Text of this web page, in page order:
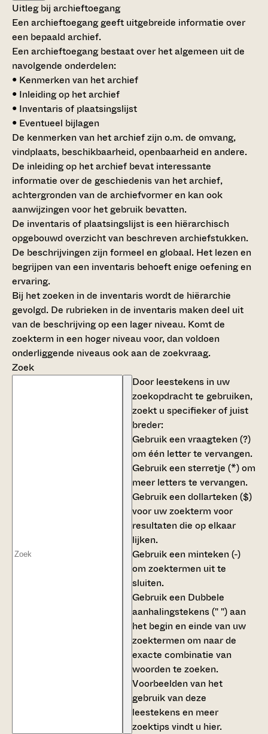
Uitleg bij archieftoegang
Een archieftoegang geeft uitgebreide informatie over
een bepaald archief.
Een archieftoegang bestaat over het algemeen uit de
navolgende onderdelen:
• Kenmerken van het archief
• Inleiding op het archief
• Inventaris of plaatsingslijst
• Eventueel bijlagen
De kenmerken van het archief zijn o.m. de omvang,
vindplaats, beschikbaarheid, openbaarheid en andere.
De inleiding op het archief bevat interessante
informatie over de geschiedenis van het archief,
achtergronden van de archiefvormer en kan ook
aanwijzingen voor het gebruik bevatten.
De inventaris of plaatsingslijst is een hiërarchisch
opgebouwd overzicht van beschreven archiefstukken.
De beschrijvingen zijn formeel en globaal. Het lezen en
begrijpen van een inventaris behoeft enige oefening en
ervaring.
Bij het zoeken in de inventaris wordt de hiërarchie
gevolgd. De rubrieken in de inventaris maken deel uit
van de beschrijving op een lager niveau. Komt de
zoekterm in een hoger niveau voor, dan voldoen
onderliggende niveaus ook aan de zoekvraag.
Zoek
Door leestekens in uw
zoekopdracht te gebruiken,
zoekt u specifieker of juist
breder:
Gebruik eenvraagteken (?)
om één letter te vervangen.
Gebruik eensterretje (*)om
meer letters te vervangen.
Gebruik eendollarteken ($)
voor uw zoekterm voor
resultaten die op elkaar
lijken.
Gebruik een minteken (-)
om zoektermen uit te
sluiten.
Gebruik een Dubbele
aanhalingstekens (" ")aan
het begin en einde van uw
zoektermen om naar de
exacte combinatie van
woorden te zoeken.
Voorbeelden van het
gebruik van deze
leestekens en meer
zoektips vindt u hier.